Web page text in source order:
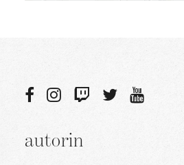
autorin